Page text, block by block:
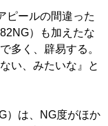
ピールの間違った
）も加えたな
多く、辟易する。
い、みたいな』と
）は、NG度がほか